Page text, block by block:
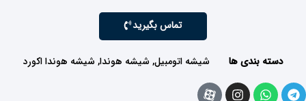
تماس بگیرید
دسته بندی ها شیشه اتومبیل,شیشه هوندا,شیشه هوندا اکورد